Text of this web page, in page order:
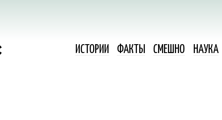
ИСТОРИИ ФАКТЫ СМЕШНО НАУКА